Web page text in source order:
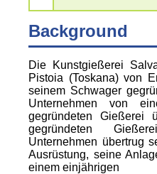
Background
Die Kunstgießerei
Pistoia (Toskana) von
seinem Schwager
Unternehmen von
gegründeten Gießerei
gegründeten
Unternehmen übertrug
Ausrüstung, seine
einem einjährigen